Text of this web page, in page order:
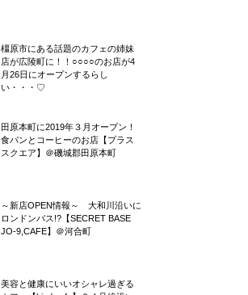
橿原市にある話題のカフェの姉妹
店が広陵町に！！○○○○のお店が4
月26日にオープンするらし
い・・・♡
田原本町に2019年３月オープン！
食パンとコーヒーのお店【プラス
スクエア】＠磯城郡田原本町
～新店OPEN情報～ 大和川沿いに
ロンドンバス!?【SECRET BASE
JO-9,CAFE】＠河合町
美容と健康にいいオシャレ過ぎる